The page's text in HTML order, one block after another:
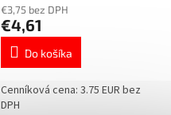
€3,75 bez DPH
€4,61
Do košíka
Cenníková cena: 3.75 EUR bez
DPH